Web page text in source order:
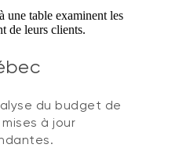
du budget de
à jour